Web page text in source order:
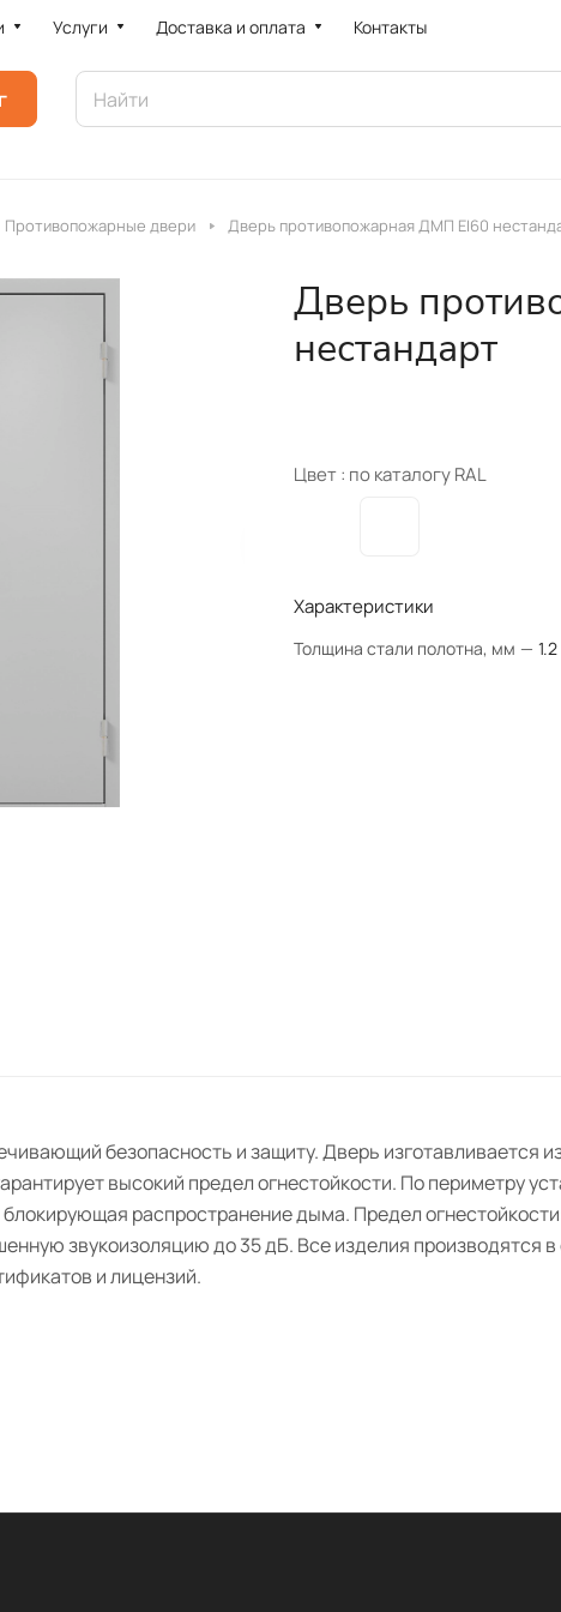
Услуги Доставка и оплата Контакты
Противопожарные двери Дверь противопожарная ДМП EI60
Дверь
нестандарт
Цвет : по каталогу RAL
Характеристики
Толщина стали полотна, мм — 1.2
безопасность и защиту. Дверь изготавливается
высокий предел огнестойкости. По периметру
распространение дыма. Предел
звукоизоляцию до 35 дБ. Все изделия производятся
и лицензий.